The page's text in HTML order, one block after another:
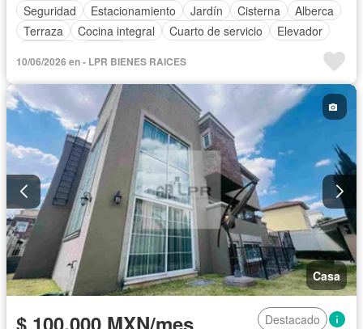
Seguridad
Estacionamiento Jardín Cisterna
Alberca
Terraza
Cocina integral Cuarto de servicio
Elevador
Acceso para personas con discapacidad
Cocina equipada
Sala polivalente
Circuito cerrado de televisión
Jacuzzi
Cuarto de Limpieza
Cancha de tenis
Televisión por cable
Gas natural
Asador Zonas verdes
Despacho
Vista panorámica
Recámara con closet
Caseta de vigilancia
Sauna Conserje
Wifi
Permite mascotas
Permite niños
Solo familias
Completamente amueblado
10/06/2026 en - LPR BIENES RAICES
Casa
$ 100,000 MXN/mes Destacado